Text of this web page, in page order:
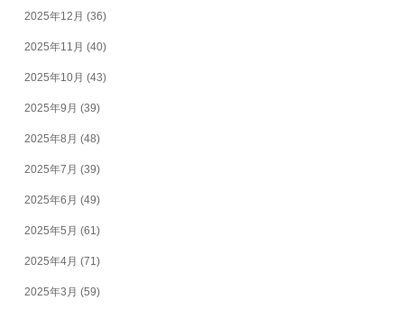
2025年12月 (36)
2025年11月 (40)
2025年10月 (43)
2025年9月 (39)
2025年8月 (48)
2025年7月 (39)
2025年6月 (49)
2025年5月 (61)
2025年4月 (71)
2025年3月 (59)